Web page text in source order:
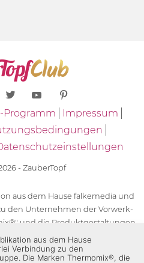
Programm
Impressum
- ZauberTopf
aus dem Hause falkemedia und
den Unternehmen der Vorwerk-
und die Produktgestaltungen
Marken der Unternehmen
Thermomix®, die Zeichen TM5®,
aus dem Hause
Verbindung zu den
Die Marken Thermomix®, die